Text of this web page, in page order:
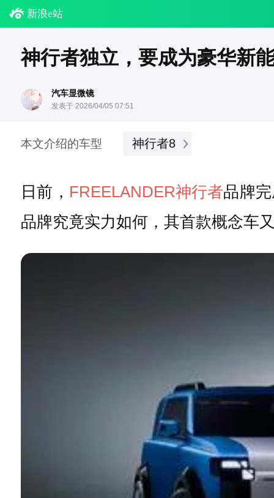
新浪e站
神行者独立，要成为豪华新
汽车显微镜
发表于 2026/04/05 07:51
本文介绍的车型 神行者8
日前， FREELANDER神行者品牌
品牌究竟实力如何，其首款概念车